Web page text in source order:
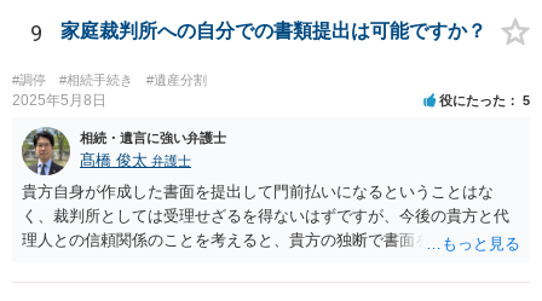
9 家庭裁判所への自分での書類提出は可能ですか？
#調停 #相続手続き #遺産分割
2025年5月8日 役にたった 5
相続・遺言に強い弁護士
髙橋 俊太 弁護士
貴方自身が作成した書面を提出して門前払いになるということはな
く、裁判所としては受理せざるを得ないはずですが、今後の貴方と代
理人との信頼関係のことを考えると、貴方の独断で書面を提出したり
士が主張書面の提出を渋っているようですが、弁護士として提出の実